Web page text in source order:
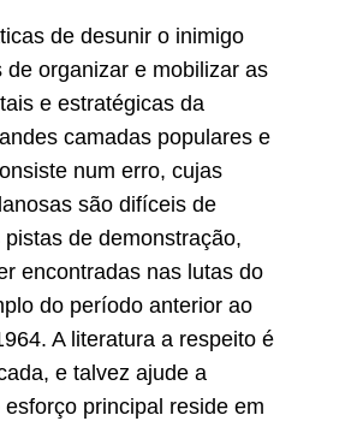
de desunir o inimigo
de organizar e mobilizar as
e estratégicas da
camadas populares e
num erro, cujas
são difíceis de
de demonstração,
encontradas nas lutas do
do período anterior ao
A literatura a respeito é
e talvez ajude a
principal reside em